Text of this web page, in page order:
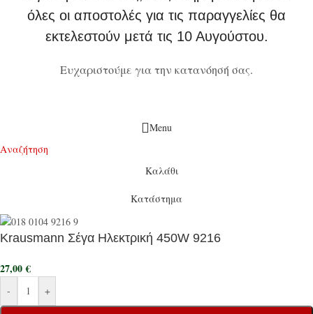
όλες οι αποστολές για τις παραγγελίες θα
εκτελεστούν μετά τις 10 Αυγούστου.
Ευχαριστούμε για την κατανόησή σας.
Menu
Αναζήτηση
Καλάθι
Κατάστημα
Krausmann Σέγα Ηλεκτρική 450W 9216
27,00€
- +